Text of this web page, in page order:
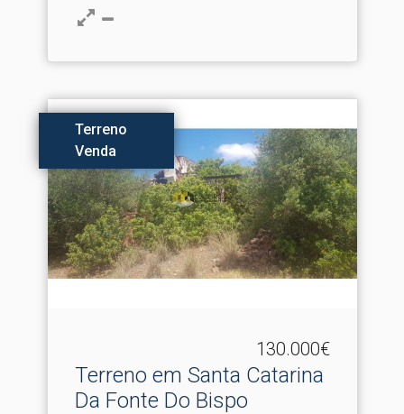
Terreno
Venda
130.000€
Terreno em Santa Catarina
Da Fonte Do Bispo